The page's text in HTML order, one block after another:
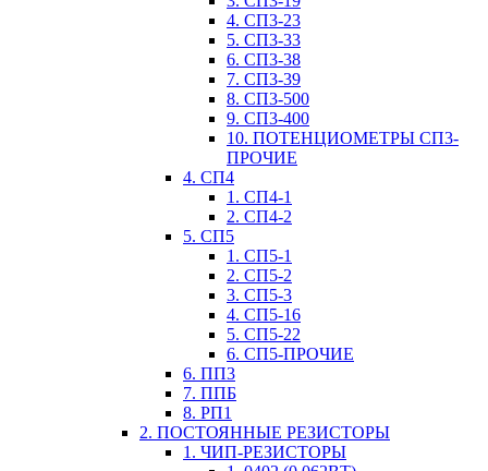
4. СП3-23
5. СП3-33
6. СП3-38
7. СП3-39
8. СП3-500
9. СП3-400
10. ПОТЕНЦИОМЕТРЫ СП3-
ПРОЧИЕ
4. СП4
1. СП4-1
2. СП4-2
5. СП5
1. СП5-1
2. СП5-2
3. СП5-3
4. СП5-16
5. СП5-22
6. СП5-ПРОЧИЕ
6. ПП3
7. ППБ
8. РП1
2. ПОСТОЯННЫЕ РЕЗИСТОРЫ
1. ЧИП-РЕЗИСТОРЫ